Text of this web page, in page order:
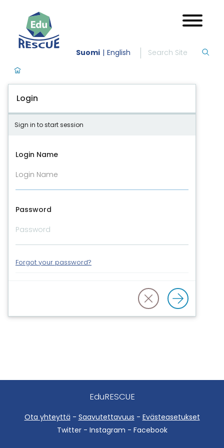
Suomi English
Login
Sign in to start session
Login Name
Password
Forgot your password?
EduRESCUE
Ota yhteyttä - Saavutettavuus - Evästeasetukset
Twitter - Instagram - Facebook